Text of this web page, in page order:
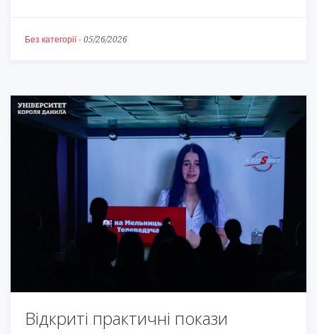
Без категорії- 05/26/2026
Відкриті практичні покази